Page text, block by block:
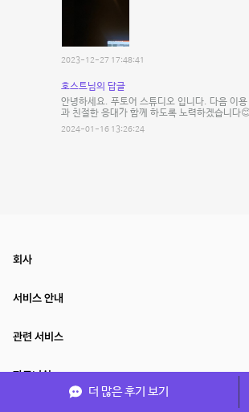
2023-12-27 17:48:41
호스트님의 답글
안녕하세요. 푸토어 스튜디오 입니다. 다음 이
과 친절한 응대가 함께 하도록 노력하겠습니다
2024-01-16 13:26:24
더 많은 후기 보기
회사
서비스 안내
관련 서비스
파트너쉽